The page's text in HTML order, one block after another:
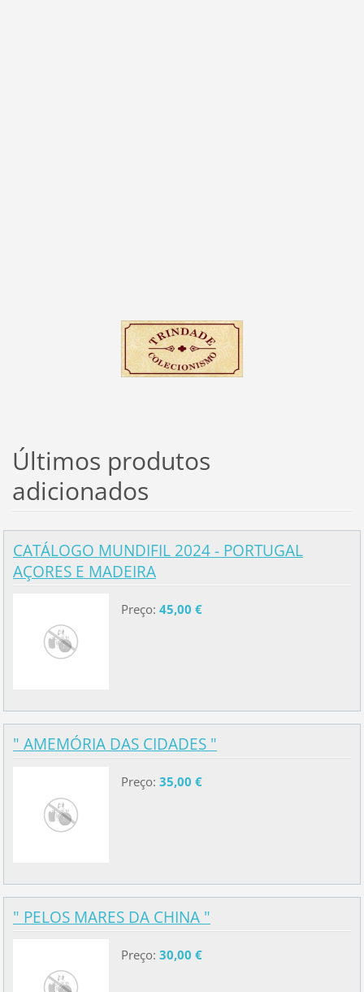
Últimos produtos
adicionados
CATÁLOGO MUNDIFIL 2024 - PORTUGAL
AÇORES E MADEIRA
Preço: 45,00 €
" AMEMÓRIA DAS CIDADES "
Preço: 35,00 €
" PELOS MARES DA CHINA "
Preço: 30,00 €